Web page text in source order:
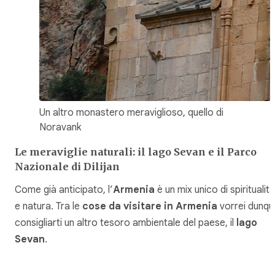
Un altro monastero meraviglioso, quello di
Noravank
Le meraviglie naturali: il lago Sevan e il Parco
Nazionale di Dilijan
Come già anticipato, l’Armenia è un mix unico di spiritualità
e natura. Tra le cose da visitare in Armenia vorrei
consigliarti un altro tesoro ambientale del paese, il lago
Sevan.